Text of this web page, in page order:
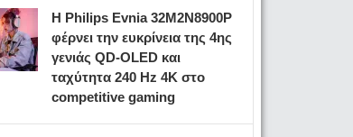
Η Philips Evnia 32M2N8900P
φέρνει την ευκρίνεια της 4ης
γενιάς QD-OLED και
ταχύτητα 240 Hz 4K στο
competitive gaming